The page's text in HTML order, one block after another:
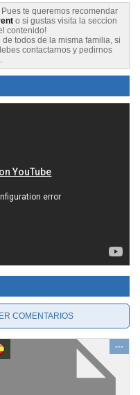
te queremos recomendar
o si gustas visita la seccion
contenido!
todos de la misma familia, si
contactarnos y pedirnos
COMENTARIOS
---